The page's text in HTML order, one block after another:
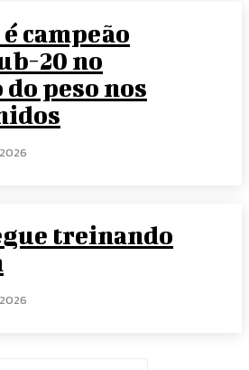
campeão
20 no
peso nos
treinando